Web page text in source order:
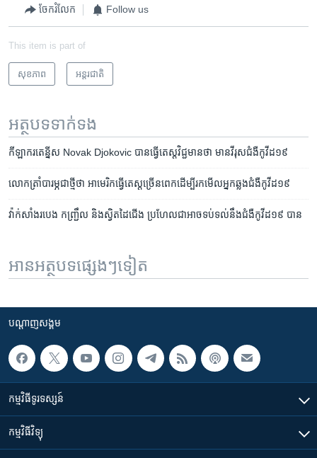
ចែករំលែក Follow us
This item is part of
សុខភាព អន្តរជាតិ
អត្ថបទ​ទាក់ទង
កីឡាករ​តេន្នីស Novak Djokovic បាន​ធ្វើ​តេស្ត​វិជ្ជមាន​ថា​ មាន​​​វីរុស​ជំងឺ​កូវីដ១៩
លោក​ត្រាំ​បារម្ភ​ជា​ថ្មី​ថា​ អាមេរិក​ធ្វើ​តេស្ត​ច្រើន​ពេក​ដើម្បី​រក​មើល​​អ្នក​ឆ្លង​​ជំងឺ​កូវីដ១៩
វ៉ាក់សាំង​របេង កញ្ជ្រឹល និង​ស្វិត​ដៃជើង ប្រហែលជា​អាច​ទប់ទល់​នឹង​ជំងឺ​កូវីដ១៩ បាន
អានអត្ថបទផ្សេងៗទៀត
បណ្តាញ​សង្គម
កម្មវិធី​ទូរទស្សន៍
កម្មវិធី​វិទ្យុ